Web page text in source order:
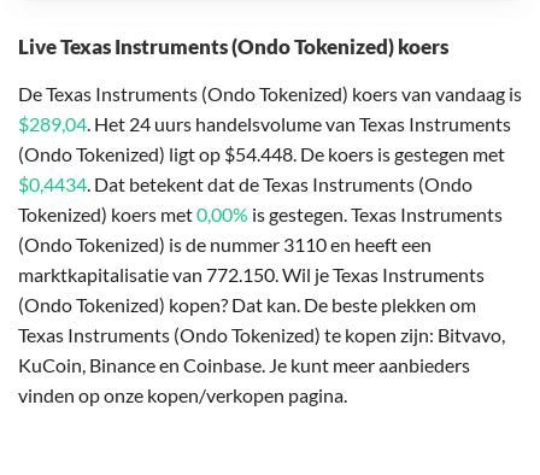
Live Texas Instruments (Ondo Tokenized) koers
De Texas Instruments (Ondo Tokenized) koers van vandaag is
$289,04. Het 24 uurs handelsvolume van Texas Instruments
(Ondo Tokenized) ligt op $54.448. De koers is gestegen met
$0,4434. Dat betekent dat de Texas Instruments (Ondo
Tokenized) koers met0,00% is gestegen. Texas Instruments
(Ondo Tokenized) is de nummer 3110 en heeft een
marktkapitalisatie van 772.150. Wil je Texas Instruments
(Ondo Tokenized) kopen? Dat kan. De beste plekken om
Texas Instruments (Ondo Tokenized) te kopen zijn: Bitvavo,
KuCoin, Binance en Coinbase. Je kunt meer aanbieders
vinden op onze kopen/verkopen pagina.